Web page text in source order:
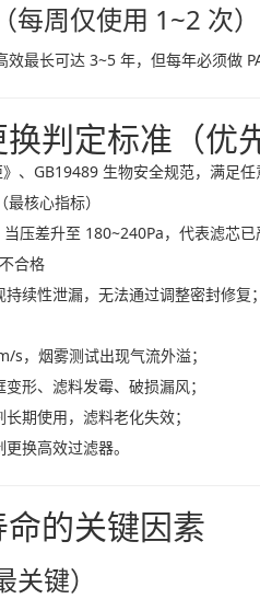
周仅使用 1~2 次）
效最长可达 3~5 年，但每年必须做
判定标准（优
、GB19489 生物安全规范，满足任
核心指标）
压差升至 180~240Pa，代表滤芯已
合格
续性泄漏，无法通过调整密封修复；
s，烟雾测试出现气流外溢；
形、滤料发霉、破损漏风；
期使用，滤料老化失效；
换高效过滤器。
的关键因素
键）